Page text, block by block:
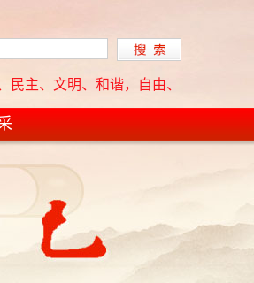
、文明、和谐，自由、平等、公正、